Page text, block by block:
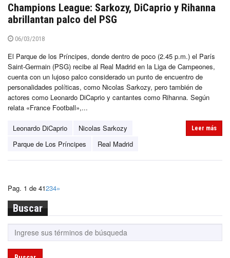
Champions League: Sarkozy, DiCaprio y Rihanna
abrillantan palco del PSG
06/03/2018
El Parque de los Príncipes, donde dentro de poco (2.45 p.m.) el París
Saint-Germain (PSG) recibe al Real Madrid en la Liga de Campeones,
cuenta con un lujoso palco considerado un punto de encuentro de
personalidades políticas, como Nicolas Sarkozy, pero también de
actores como Leonardo DiCaprio y cantantes como Rihanna. Según
relata «France Football»,...
Leonardo DiCaprio
Nicolas Sarkozy
Parque de Los Príncipes
Real Madrid
Leer más
Pag. 1 de 41234»
Buscar